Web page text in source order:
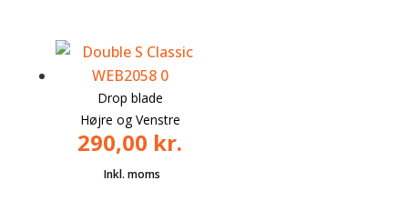
Drop blade
Højre og Venstre
290,00 kr.